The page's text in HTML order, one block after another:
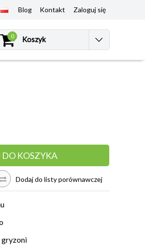
Blog Kontakt Zaloguj się
0 Koszyk
KOSZYKA
Dodaj do listy porównawczej
gryzoni